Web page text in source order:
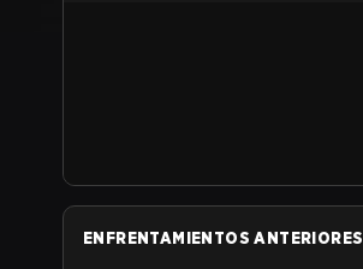
ENFRENTAMIENTOS ANTERIORES